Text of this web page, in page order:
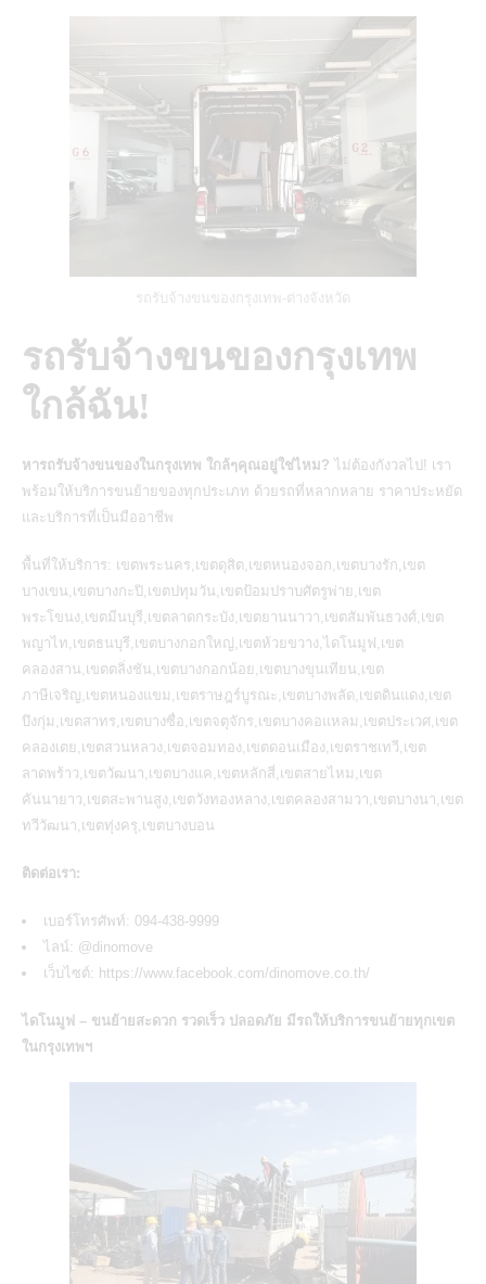
รถรับจ้างขนของกรุงเทพ-ต่างจังหวัด
รถรับจ้างขนของกรุงเทพ
ใกล้ฉัน!
หารถรับจ้างขนของในกรุงเทพ ใกล้ๆคุณอยู่ใช่ไหม? ไม่ต้องกังวลไป! เรา
พร้อมให้บริการขนย้ายของทุกประเภท ด้วยรถที่หลากหลาย ราคาประหยัด
และบริการที่เป็นมืออาชีพ
พื้นที่ให้บริการ: เขตพระนคร,เขตดุสิต,เขตหนองจอก,เขตบางรัก,เขต
บางเขน,เขตบางกะปิ,เขตปทุมวัน,เขตป้อมปราบศัตรูพ่าย,เขต
พระโขนง,เขตมีนบุรี,เขตลาดกระบัง,เขตยานนาวา,เขตสัมพันธวงศ์,เขต
พญาไท,เขตธนบุรี,เขตบางกอกใหญ่,เขตห้วยขวาง,ไดโนมูฟ,เขต
คลองสาน,เขตตลิ่งชัน,เขตบางกอกน้อย,เขตบางขุนเทียน,เขต
ภาษีเจริญ,เขตหนองแขม,เขตราษฎร์บูรณะ,เขตบางพลัด,เขตดินแดง,เขต
บึงกุ่ม,เขตสาทร,เขตบางซื่อ,เขตจตุจักร,เขตบางคอแหลม,เขตประเวศ,เขต
คลองเตย,เขตสวนหลวง,เขตจอมทอง,เขตดอนเมือง,เขตราชเทวี,เขต
ลาดพร้าว,เขตวัฒนา,เขตบางแค,เขตหลักสี่,เขตสายไหม,เขต
คันนายาว,เขตสะพานสูง,เขตวังทองหลาง,เขตคลองสามวา,เขตบางนา,เขต
ทวีวัฒนา,เขตทุ่งครุ,เขตบางบอน
ติดต่อเรา:
เบอร์โทรศัพท์: 094-438-9999
ไลน์: @dinomove
เว็บไซต์: https://www.facebook.com/dinomove.co.th/
ไดโนมูฟ – ขนย้ายสะดวก รวดเร็ว ปลอดภัย มีรถให้บริการขนย้ายทุกเขต
ในกรุงเทพฯ